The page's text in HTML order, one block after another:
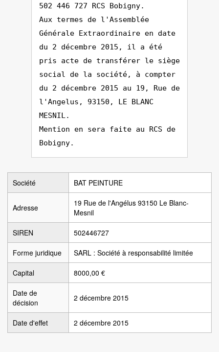
502 446 727 RCS Bobigny.
Aux termes de l'Assemblée
Générale Extraordinaire en date
du 2 décembre 2015, il a été
pris acte de transférer le siège
social de la société, à compter
du 2 décembre 2015 au 19, Rue de
l'Angelus, 93150, LE BLANC
MESNIL.
Mention en sera faite au RCS de
Bobigny.
Société BAT PEINTURE
Adresse
19 Rue de l'Angélus 93150 Le Blanc-
Mesnil
SIREN 502446727
Forme juridique SARL : Société à responsabilité limitée
Capital 8000,00 €
Date de
décision
2 décembre 2015
Date d'effet 2 décembre 2015